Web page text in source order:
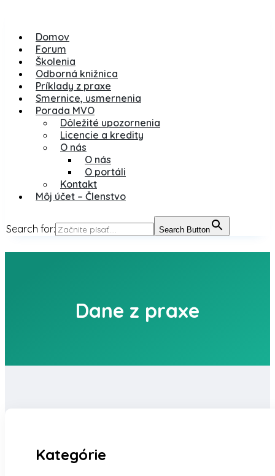
Domov
Forum
Školenia
Odborná knižnica
Príklady z praxe
Smernice, usmernenia
Porada MVO
Dôležité upozornenia
Licencie a kredity
O nás
O nás
O portáli
Kontakt
Môj účet – Členstvo
Search for: Search Button
Dane z praxe
Kategórie